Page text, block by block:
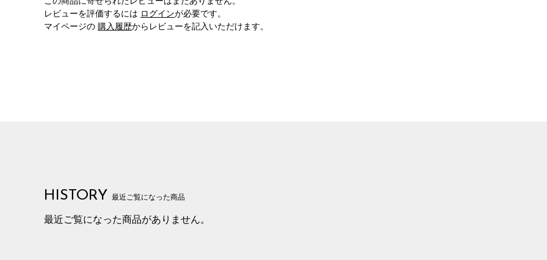
レビューを評価するには ログインが必要です。
マイページの 購入履歴からレビューを記入いただけます。
HISTORY 最近ご覧になった商品
最近ご覧になった商品がありません。